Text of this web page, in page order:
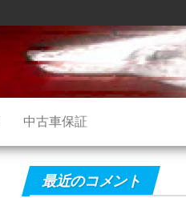
中古車保証
最近のコメント